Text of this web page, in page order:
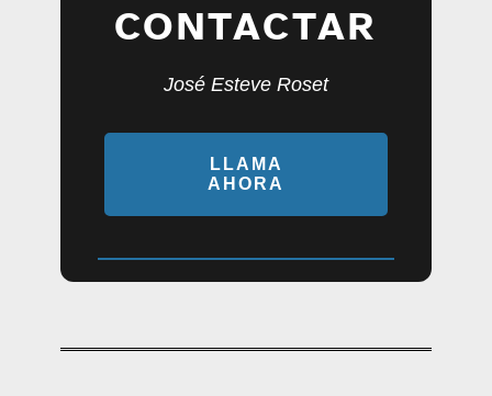
CONTACTAR
José Esteve Roset
LLAMA
AHORA